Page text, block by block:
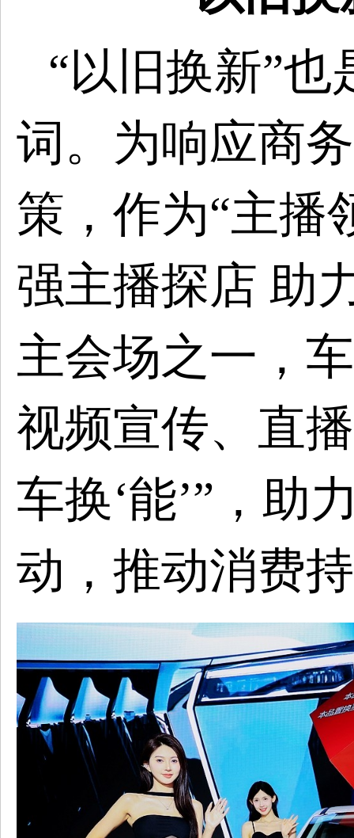
“以旧换新”
词。为响应商
策，作为“主播
强主播探店 助
主会场之一 ，
视频宣传、直播
车换‘能’” ，助
动，推动消费